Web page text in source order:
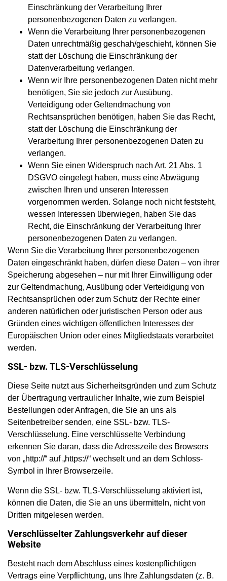
Einschränkung der Verarbeitung Ihrer
personenbezogenen Daten zu verlangen.
Wenn die Verarbeitung Ihrer personenbezogenen
Daten unrechtmäßig geschah/geschieht, können Sie
statt der Löschung die Einschränkung der
Datenverarbeitung verlangen.
Wenn wir Ihre personenbezogenen Daten nicht mehr
benötigen, Sie sie jedoch zur Ausübung,
Verteidigung oder Geltendmachung von
Rechtsansprüchen benötigen, haben Sie das Recht,
statt der Löschung die Einschränkung der
Verarbeitung Ihrer personenbezogenen Daten zu
verlangen.
Wenn Sie einen Widerspruch nach Art. 21 Abs. 1
DSGVO eingelegt haben, muss eine Abwägung
zwischen Ihren und unseren Interessen
vorgenommen werden. Solange noch nicht feststeht,
wessen Interessen überwiegen, haben Sie das
Recht, die Einschränkung der Verarbeitung Ihrer
personenbezogenen Daten zu verlangen.
Wenn Sie die Verarbeitung Ihrer personenbezogenen
Daten eingeschränkt haben, dürfen diese Daten – von ihrer
Speicherung abgesehen – nur mit Ihrer Einwilligung oder
zur Geltendmachung, Ausübung oder Verteidigung von
Rechtsansprüchen oder zum Schutz der Rechte einer
anderen natürlichen oder juristischen Person oder aus
Gründen eines wichtigen öffentlichen Interesses der
Europäischen Union oder eines Mitgliedstaats verarbeitet
werden.
SSL- bzw. TLS-Verschlüsselung
Diese Seite nutzt aus Sicherheitsgründen und zum Schutz
der Übertragung vertraulicher Inhalte, wie zum Beispiel
Bestellungen oder Anfragen, die Sie an uns als
Seitenbetreiber senden, eine SSL- bzw. TLS-
Verschlüsselung. Eine verschlüsselte Verbindung
erkennen Sie daran, dass die Adresszeile des Browsers
von „http://“ auf „https://“ wechselt und an dem Schloss-
Symbol in Ihrer Browserzeile.
Wenn die SSL- bzw. TLS-Verschlüsselung aktiviert ist,
können die Daten, die Sie an uns übermitteln, nicht von
Dritten mitgelesen werden.
Verschlüsselter Zahlungsverkehr auf dieser
Website
Besteht nach dem Abschluss eines kostenpflichtigen
Vertrags eine Verpflichtung, uns Ihre Zahlungsdaten (z. B.